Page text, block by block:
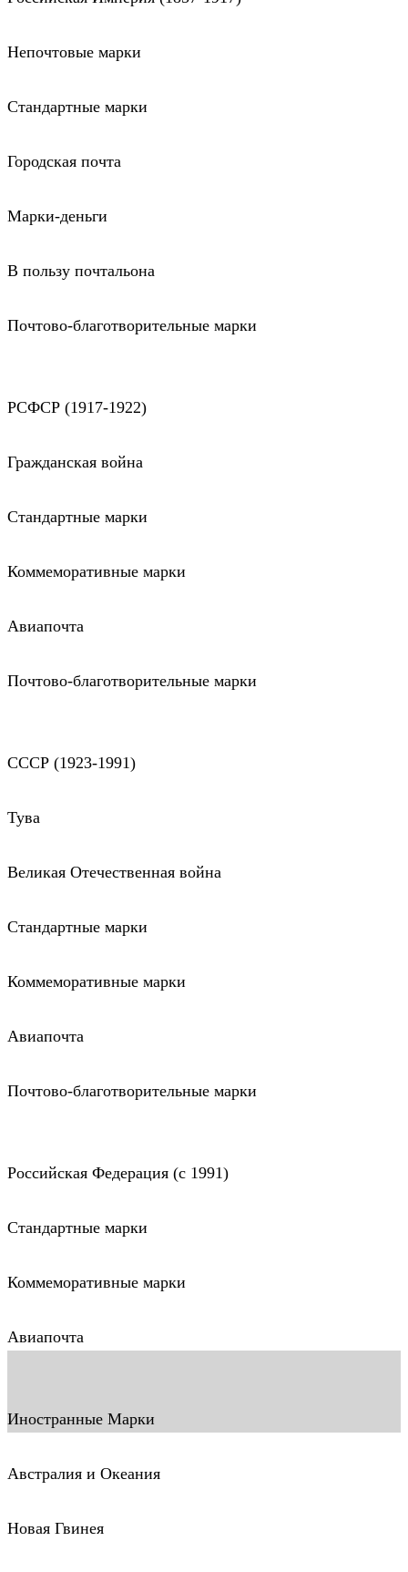
Непочтовые марки
Стандартные марки
Городская почта
Марки-деньги
В пользу почтальона
Почтово-благотворительные марки
РСФСР (1917-1922)
Гражданская война
Стандартные марки
Коммеморативные марки
Авиапочта
Почтово-благотворительные марки
СССР (1923-1991)
Тува
Великая Отечественная война
Стандартные марки
Коммеморативные марки
Авиапочта
Почтово-благотворительные марки
Российская Федерация (c 1991)
Стандартные марки
Коммеморативные марки
Авиапочта
Иностранные Марки
Австралия и Океания
Новая Гвинея